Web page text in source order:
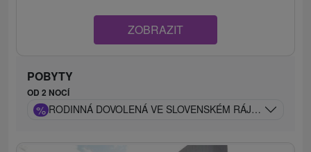
ZOBRAZIT
POBYTY
OD 2 NOCÍ
% RODINNÁ DOVOLENÁ VE SLOVENSKÉM RÁJI: DĚTI